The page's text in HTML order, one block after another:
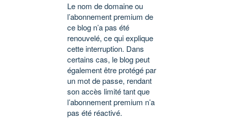
Le nom de domaine ou
l’abonnement premium de
ce blog n’a pas été
renouvelé, ce qui explique
cette interruption. Dans
certains cas, le blog peut
également être protégé par
un mot de passe, rendant
son accès limité tant que
l’abonnement premium n’a
pas été réactivé.